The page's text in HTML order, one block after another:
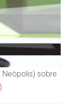
Neòpolis) sobre